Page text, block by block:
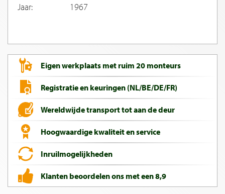
Jaar:
1967
Eigen werkplaats met ruim 20 monteurs
Registratie en keuringen (NL/BE/DE/FR)
Wereldwijde transport tot aan de deur
Hoogwaardige kwaliteit en service
Inruilmogelijkheden
Klanten beoordelen ons met een 8,9